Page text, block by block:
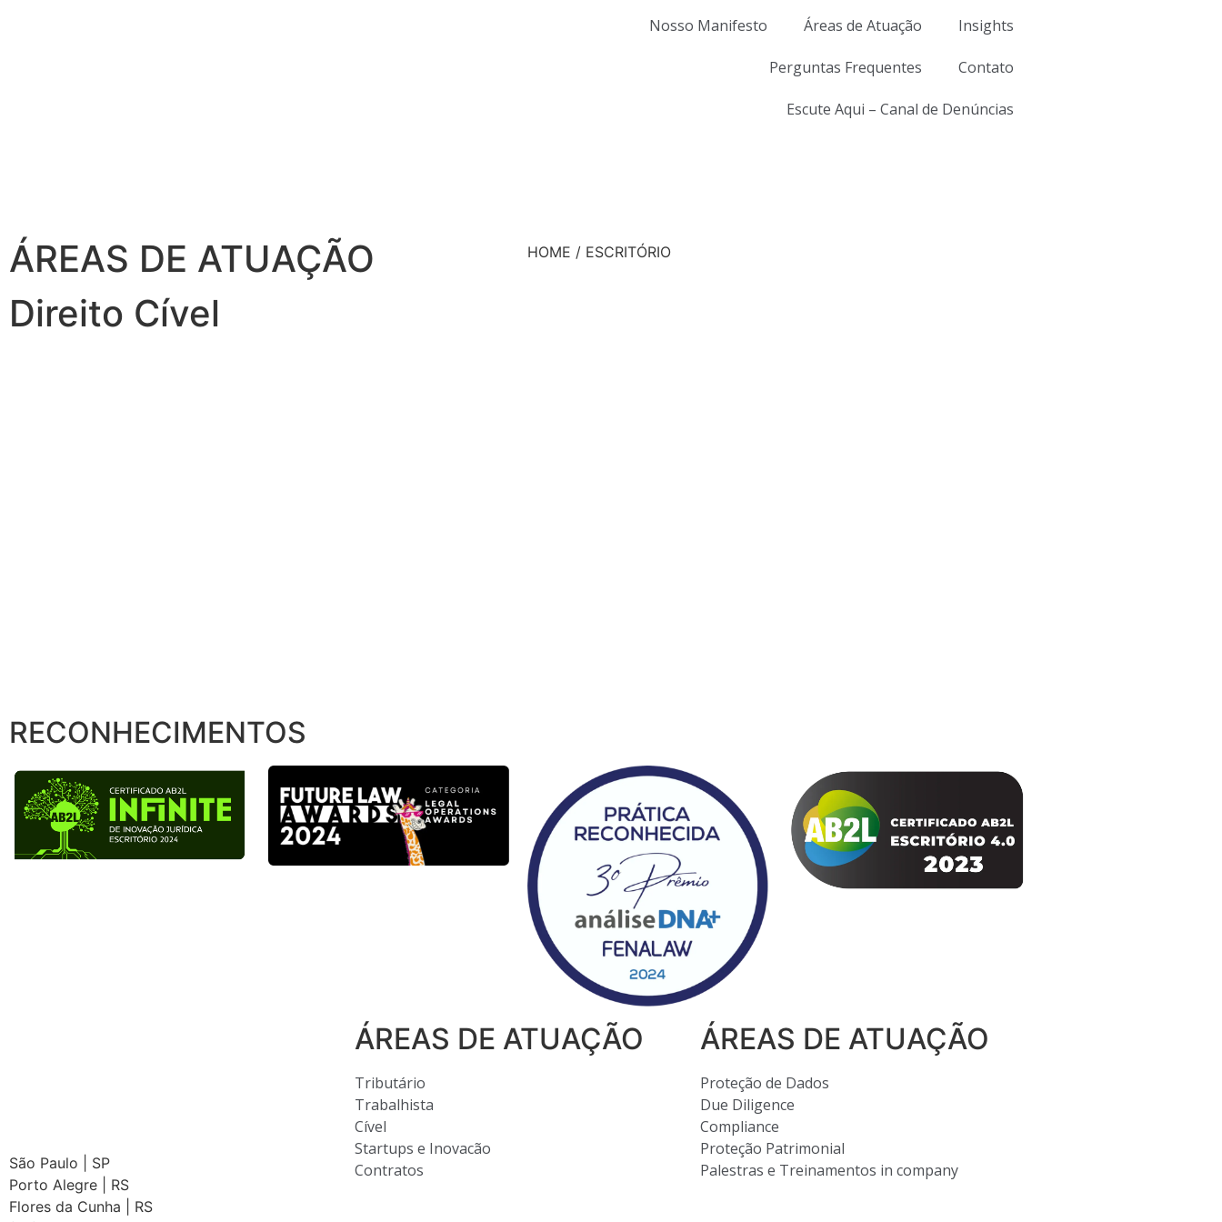
Nosso Manifesto Áreas de Atuação Insights
Perguntas Frequentes Contato
Escute Aqui – Canal de Denúncias
ÁREAS DE ATUAÇÃO
Direito Cível
HOME / ESCRITÓRIO
RECONHECIMENTOS
São Paulo | SP
Porto Alegre | RS
Flores da Cunha | RS
ÁREAS DE ATUAÇÃO
Tributário
Trabalhista
Cível
Startups e Inovacão
Contratos
ÁREAS DE ATUAÇÃO
Proteção de Dados
Due Diligence
Compliance
Proteção Patrimonial
Palestras e Treinamentos in company